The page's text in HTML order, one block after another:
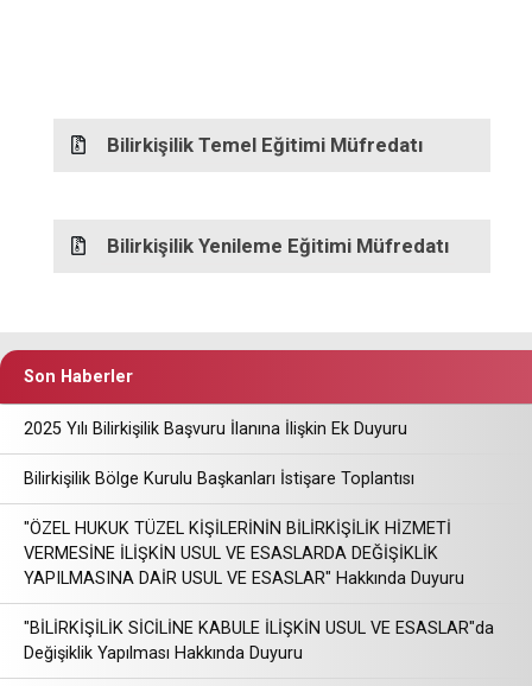
Bilirkişilik Temel Eğitimi Müfredatı
Bilirkişilik Yenileme Eğitimi Müfredatı
Son Haberler
2025 Yılı Bilirkişilik Başvuru İlanına İlişkin Ek Duyuru
Bilirkişilik Bölge Kurulu Başkanları İstişare Toplantısı
"ÖZEL HUKUK TÜZEL KİŞİLERİNİN BİLİRKİŞİLİK HİZMETİ
VERMESİNE İLİŞKİN USUL VE ESASLARDA DEĞİŞİKLİK
YAPILMASINA DAİR USUL VE ESASLAR" Hakkında Duyuru
"BİLİRKİŞİLİK SİCİLİNE KABULE İLİŞKİN USUL VE ESASLAR"da
Değişiklik Yapılması Hakkında Duyuru